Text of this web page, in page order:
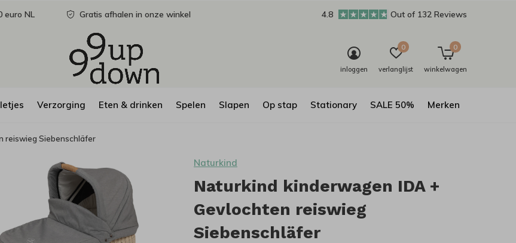
Verzorging Eten & drinken Spelen Slapen Op stap Stationary SALE 50% Merken
inloggen verlanglijst
0
winkelwagen
0
euro NL Gratis afhalen in onze winkel 4.8 Out of 132 Reviews
reiswieg Siebenschläfer
Naturkind
Naturkind kinderwagen IDA +
Gevlochten reiswieg
Siebenschläfer